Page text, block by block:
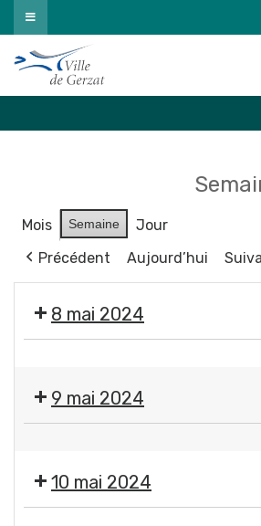
Passer
au
contenu
Mois Semaine
Jour
Précédent
Aujourd’hui
8 mai 2024
des
services
9 mai 2024
des
services
10 mai 2024